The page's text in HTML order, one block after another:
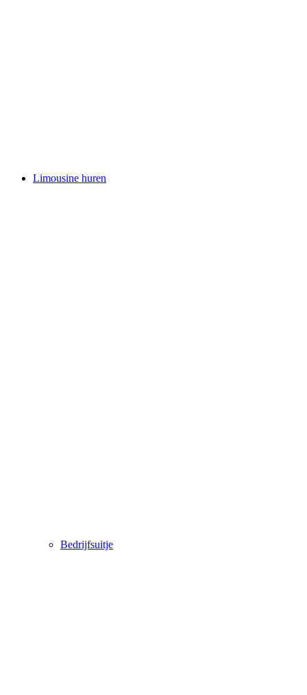
Limousine huren
Bedrijfsuitje